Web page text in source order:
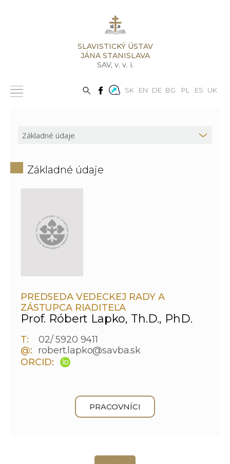
SLAVISTICKÝ ÚSTAV
JÁNA STANISLAVA
SAV, v. v. i.
UK
ES
PL
BG
DE
EN
SK
Základné údaje
PREDSEDA VEDECKEJ RADY A
ZÁSTUPCA RIADITEĽA
Prof. Róbert Lapko, Th.D., PhD.
T:
02/ 5920 9411
@: robert.lapko@savba.sk
ORCID:
PRACOVNÍCI